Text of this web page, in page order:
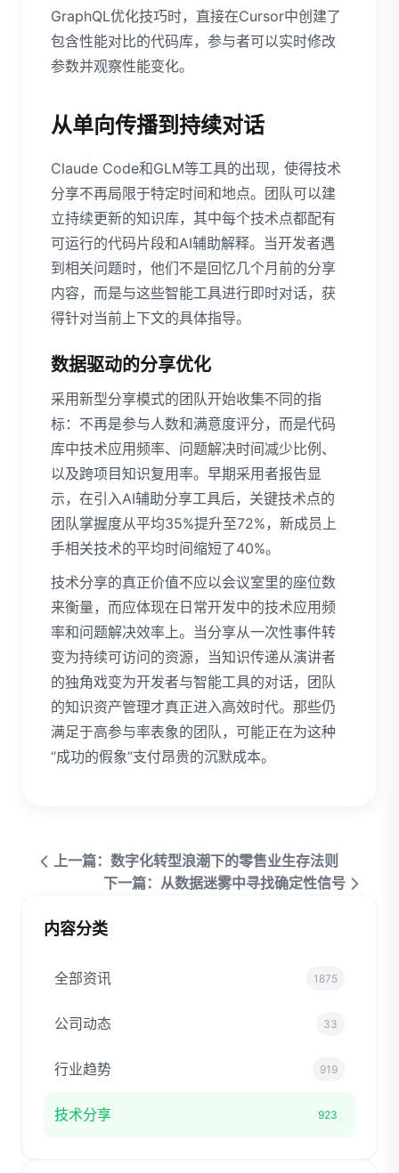
GraphQL优化技巧时，直接在Cursor中创建了
包含性能对比的代码库，参与者可以实时修改
参数并观察性能变化。
从单向传播到持续对话
Claude Code和GLM等工具的出现，使得技术
分享不再局限于特定时间和地点。团队可以建
立持续更新的知识库，其中每个技术点都配有
可运行的代码片段和AI辅助解释。当开发者遇
到相关问题时，他们不是回忆几个月前的分享
内容，而是与这些智能工具进行即时对话，获
得针对当前上下文的具体指导。
数据驱动的分享优化
采用新型分享模式的团队开始收集不同的指
标：不再是参与人数和满意度评分，而是代码
库中技术应用频率、问题解决时间减少比例、
以及跨项目知识复用率。早期采用者报告显
示，在引入AI辅助分享工具后，关键技术点的
团队掌握度从平均35%提升至72%，新成员上
手相关技术的平均时间缩短了40%。
技术分享的真正价值不应以会议室里的座位数
来衡量，而应体现在日常开发中的技术应用频
率和问题解决效率上。当分享从一次性事件转
变为持续可访问的资源，当知识传递从演讲者
的独角戏变为开发者与智能工具的对话，团队
的知识资产管理才真正进入高效时代。那些仍
满足于高参与率表象的团队，可能正在为这种
“成功的假象”支付昂贵的沉默成本。
上一篇：数字化转型浪潮下的零售业生存法则
下一篇：从数据迷雾中寻找确定性信号
内容分类
全部资讯 1875
公司动态 33
行业趋势 919
技术分享 923